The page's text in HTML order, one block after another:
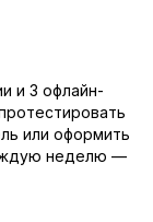
и 3 офлайн-
или оформить
неделю —